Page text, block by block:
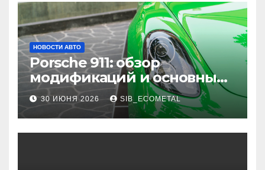
НОВОСТИ АВТО
Porsche 911: обзор
модификаций и основные
характеристики
30 ИЮНЯ 2026 SIB_ECOMETAL